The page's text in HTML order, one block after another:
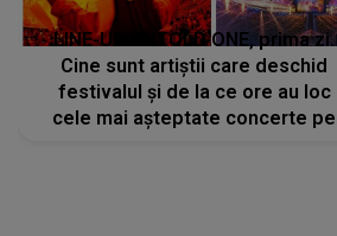
LINE-UP UNTOLD ONE, prima zi.
Cine sunt artiștii care deschid
festivalul și de la ce ore au loc
cele mai așteptate concerte pe